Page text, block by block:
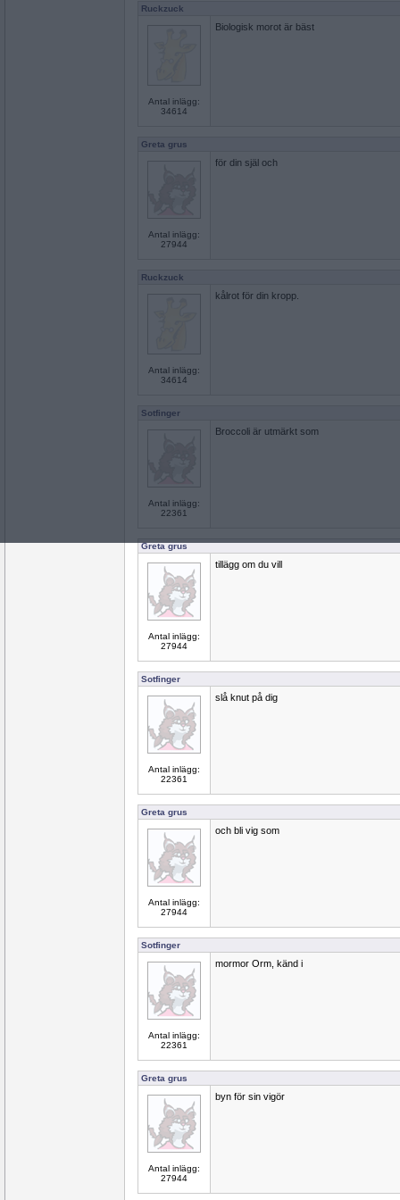
Ruckzuck
Antal inlägg:
34614
Biologisk morot är bäst
Greta grus
Antal inlägg:
27944
för din själ och
Ruckzuck
Antal inlägg:
34614
kålrot för din kropp.
Sotfinger
Antal inlägg:
22361
Broccoli är utmärkt som
Greta grus
Antal inlägg:
27944
tillägg om du vill
Sotfinger
Antal inlägg:
22361
slå knut på dig
Greta grus
Antal inlägg:
27944
och bli vig som
Sotfinger
Antal inlägg:
22361
mormor Orm, känd i
Greta grus
Antal inlägg:
27944
byn för sin vigör